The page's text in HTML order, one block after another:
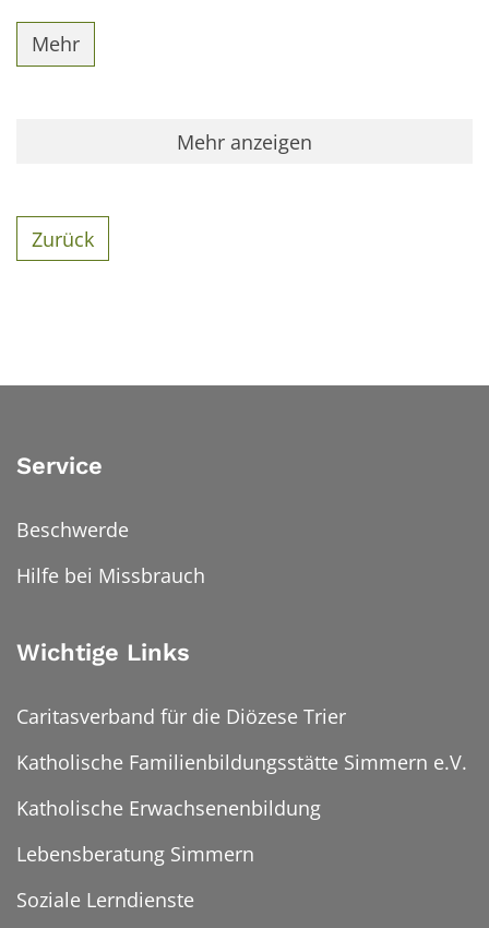
Mehr
Mehr anzeigen
Zurück
Service
Beschwerde
Hilfe bei Missbrauch
Wichtige Links
Caritasverband für die Diözese Trier
Katholische Familienbildungsstätte Simmern e.V.
Katholische Erwachsenenbildung
Lebensberatung Simmern
Soziale Lerndienste